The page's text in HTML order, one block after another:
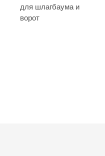
для шлагбаума и
ворот